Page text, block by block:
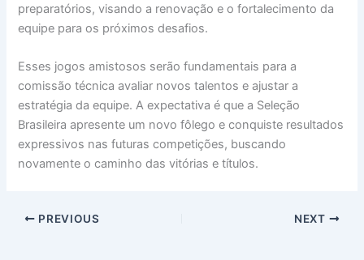
preparatórios, visando a renovação e o fortalecimento da
equipe para os próximos desafios.
Esses jogos amistosos serão fundamentais para a
comissão técnica avaliar novos talentos e ajustar a
estratégia da equipe. A expectativa é que a Seleção
Brasileira apresente um novo fôlego e conquiste resultados
expressivos nas futuras competições, buscando
novamente o caminho das vitórias e títulos.
PREVIOUS NEXT